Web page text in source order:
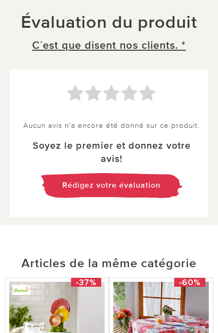
Évaluation du produit
C´est que disent nos clients. *
Aucun avis n'a encore été donné sur ce produit.
Soyez le premier et donnez votre
avis!
Rédigez votre évaluation
Articles de la même catégorie
-37% -60%